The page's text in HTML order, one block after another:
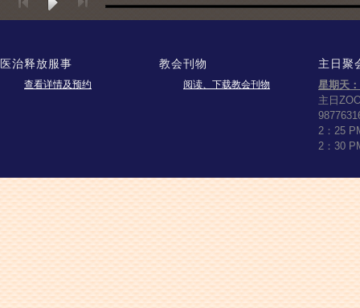
医治释放服事
查看详情及预约
教会刊物
阅读、下载教会刊物
主日聚
星期天：
主日
2：25
2：30